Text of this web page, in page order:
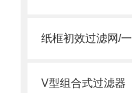
V型组合式过滤器